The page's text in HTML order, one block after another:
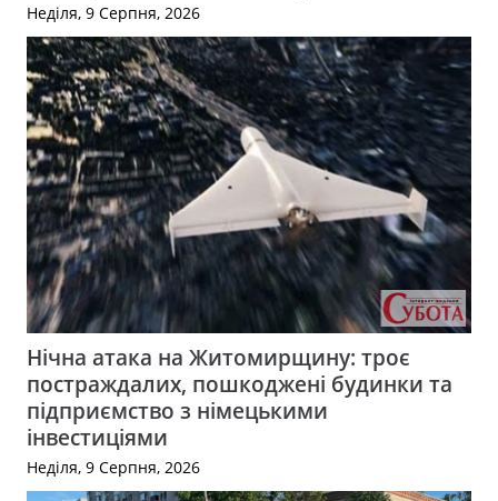
Неділя, 9 Серпня, 2026
Нічна атака на Житомирщину: троє
постраждалих, пошкоджені будинки та
підприємство з німецькими
інвестиціями
Неділя, 9 Серпня, 2026